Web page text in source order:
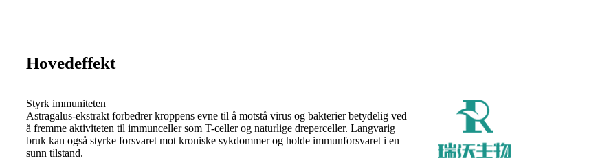
Hovedeffekt
Styrk immuniteten
Astragalus-ekstrakt forbedrer kroppens evne til å motstå virus og bakterier betydelig ved
å fremme aktiviteten til immunceller som T-celler og naturlige dreperceller. Langvarig
bruk kan også styrke forsvaret mot kroniske sykdommer og holde immunforsvaret i en
sunn tilstand.